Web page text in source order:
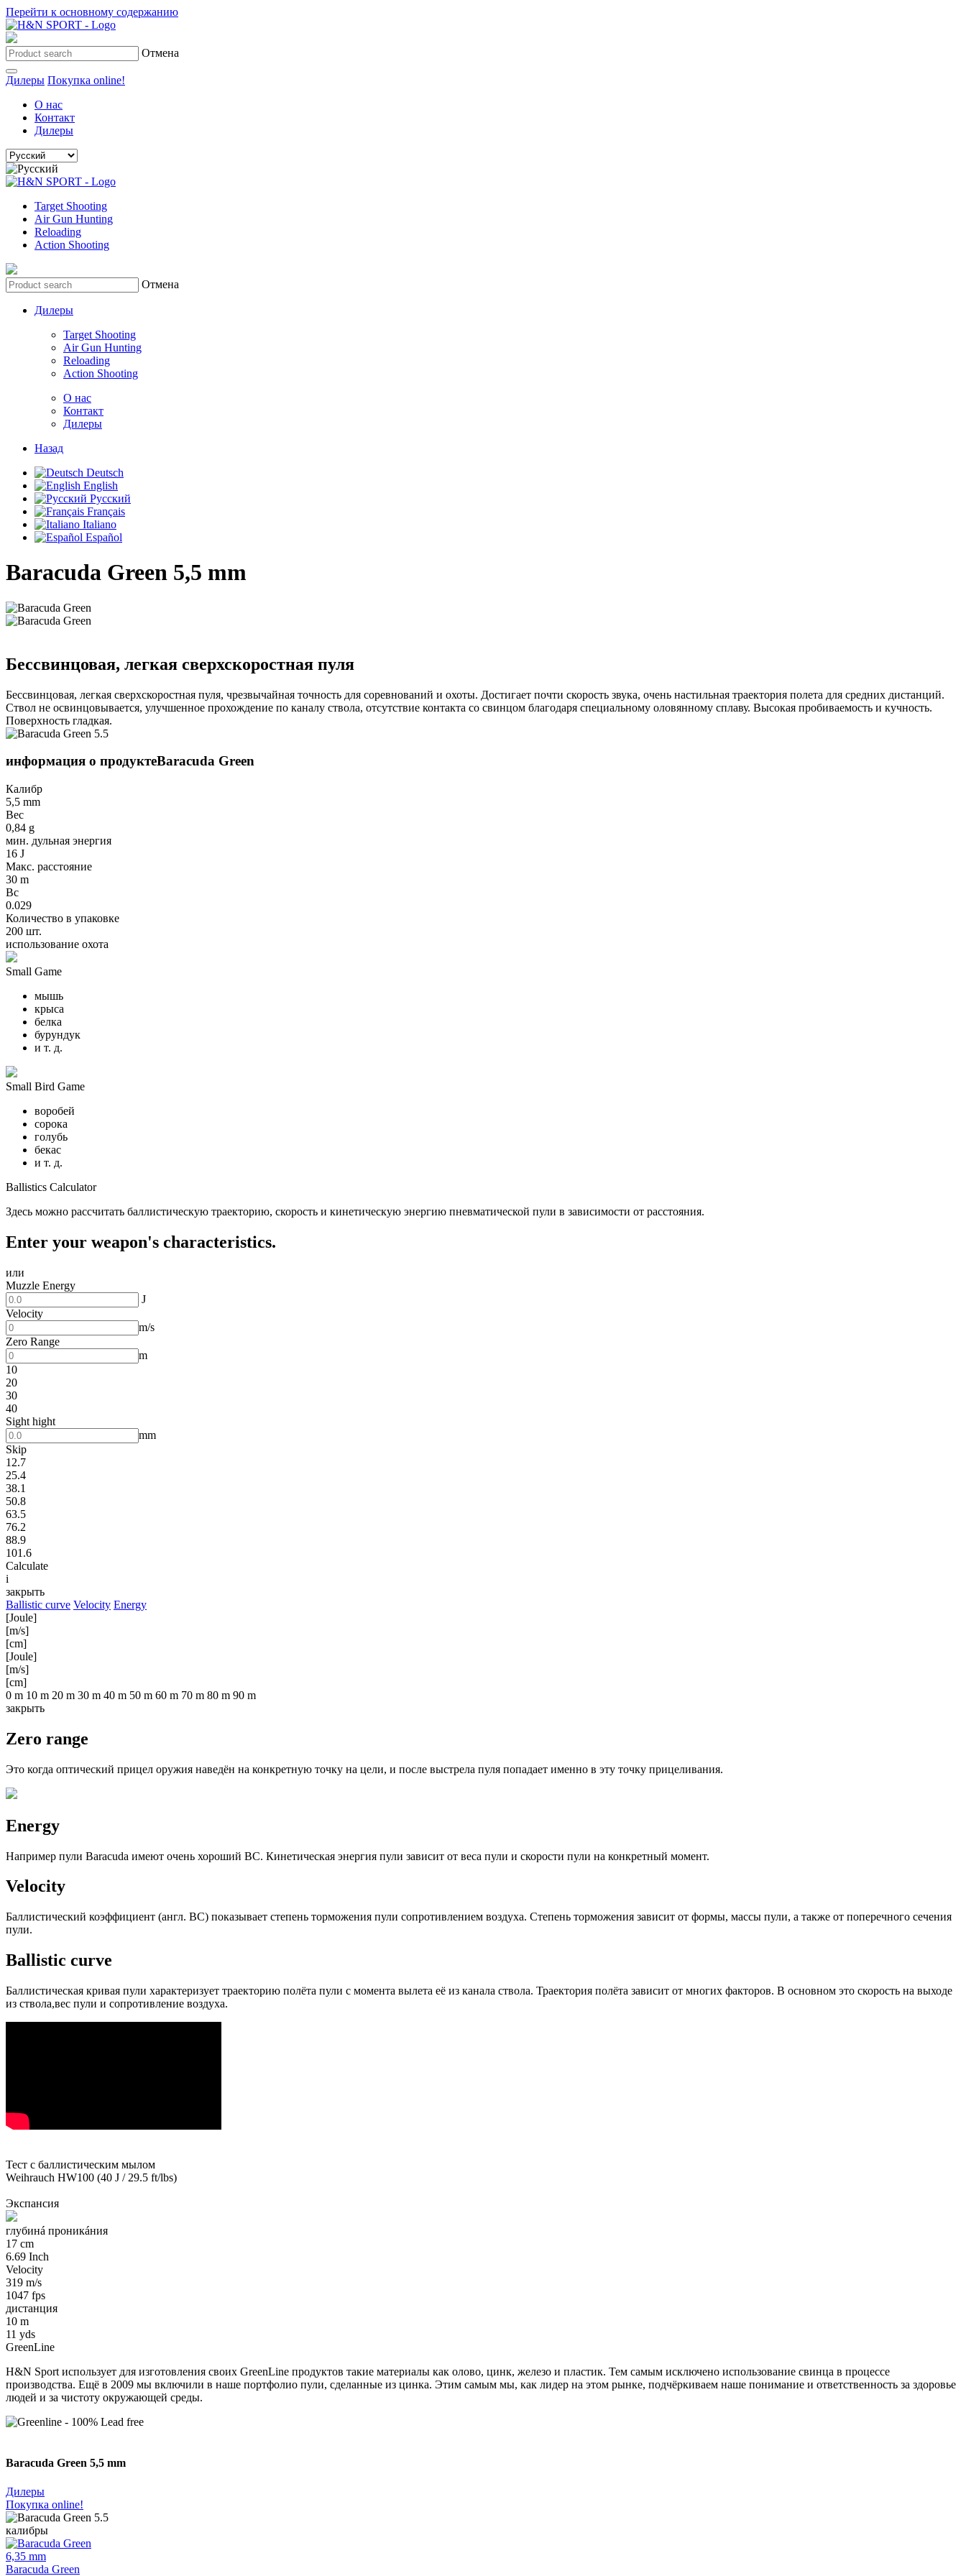
Перейти к основному содержанию
Отмена
Дилеры Покупка online!
О нас
Контакт
Дилеры
Target Shooting
Air Gun Hunting
Reloading
Action Shooting
Отмена
Дилеры
Target Shooting
Air Gun Hunting
Reloading
Action Shooting
О нас
Контакт
Дилеры
Назад
Deutsch
English
Русский
Français
Italiano
Español
Baracuda Green 5,5 mm
Бессвинцовая, легкая сверхскоростная пуля
Бессвинцовая, легкая сверхскоростная пуля, чрезвычайная точность для соревнований и охоты. Достигает почти скорость звука, очень настильная траектория полета для средних дистанций.
Ствол не освинцовывается, улучшенное прохождение по каналу ствола, отсутствие контакта со свинцом благодаря специальному оловянному сплаву. Высокая пробиваемость и кучность.
Поверхность гладкая.
информация о продуктеBaracuda Green
Калибр
5,5 mm
Вес
0,84 g
мин. дульная энергия
16 J
Макс. расстояние
30 m
Bc
0.029
Количество в упаковке
200 шт.
использование охота
Small Game
мышь
крыса
белка
бурундук
и т. д.
Small Bird Game
воробей
сорока
голубь
бекас
и т. д.
Ballistics Calculator
Здесь можно рассчитать баллистическую траекторию, скорость и кинетическую энергию пневматической пули в зависимости от расстояния.
Enter your weapon's characteristics.
или
Muzzle Energy
J
Velocity
m/s
Zero Range
m
10
20
30
40
Sight hight
mm
Skip
12.7
25.4
38.1
50.8
63.5
76.2
88.9
101.6
Calculate
i
закрыть
Ballistic curve Velocity Energy
[Joule]
[m/s]
[cm]
[Joule]
[m/s]
[cm]
0 m 10 m 20 m 30 m 40 m 50 m 60 m 70 m 80 m 90 m
закрыть
Zero range
Это когда оптический прицел оружия наведён на конкретную точку на цели, и после выстрела пуля попадает именно в эту точку прицеливания.
Energy
Например пули Baracuda имеют очень хороший ВС. Кинетическая энергия пули зависит от веса пули и скорости пули на конкретный момент.
Velocity
Баллистический коэффициент (англ. ВС) показывает степень торможения пули сопротивлением воздуха. Степень торможения зависит от формы, массы пули, а также от поперечного сечения
пули.
Ballistic curve
Баллистическая кривая пули характеризует траекторию полёта пули с момента вылета её из канала ствола. Траектория полёта зависит от многих факторов. В основном это скорость на выходе
из ствола,вес пули и сопротивление воздуха.
Тест с баллистическим мылом
Weihrauch HW100 (40 J / 29.5 ft/lbs)
Экспансия
глубинá проникáния
17 cm
6.69 Inch
Velocity
319 m/s
1047 fps
дистанция
10 m
11 yds
GreenLine
H&N Sport использует для изготовления своих GreenLine продуктов такие материалы как олово, цинк, железо и пластик. Тем самым исключено использование свинца в процессе
производства. Ещё в 2009 мы включили в нашe портфолио пули, сделанные из цинка. Этим самым мы, как лидер на этом рынке, подчёркиваем наше понимание и ответственность за здоровье
людей и за чистоту окружающей среды.
Baracuda Green 5,5 mm
Дилеры
Покупка online!
калибры
6,35 mm
Baracuda Green